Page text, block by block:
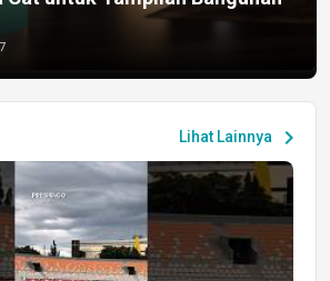
Lihat Lainnya chevron_right